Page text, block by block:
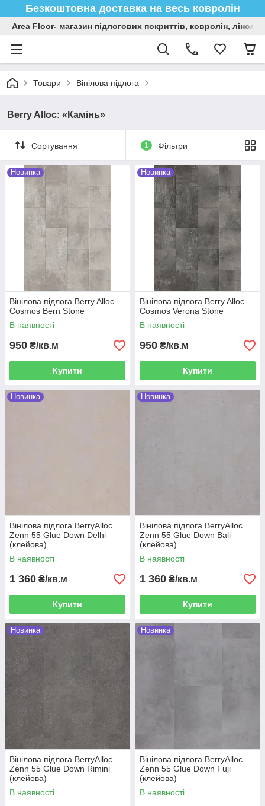
Безкоштовна доставка на весь ковролін
Area Floor- магазин підлогових покриттів, ковролін,
Товари Вінілова підлога
Berry Alloc: «Камінь»
Сортування 1 Фільтри
Новинка
Вінілова підлога Berry Alloc
Cosmos Bern Stone
В наявності
950 ₴/кв.м
Купити
Новинка
Вінілова підлога Berry Alloc
Cosmos Verona Stone
В наявності
950 ₴/кв.м
Купити
Новинка
Вінілова підлога BerryAlloc
Zenn 55 Glue Down Delhi
(клейова)
В наявності
1 360 ₴/кв.м
Купити
Новинка
Вінілова підлога BerryAlloc
Zenn 55 Glue Down Bali
(клейова)
В наявності
1 360 ₴/кв.м
Купити
Новинка
Вінілова підлога BerryAlloc
Zenn 55 Glue Down Rimini
(клейова)
В наявності
Новинка
Вінілова підлога BerryAlloc
Zenn 55 Glue Down Fuji
(клейова)
В наявності